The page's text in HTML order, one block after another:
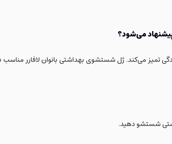
می‌شود؟
تمیز می‌کند. ژل شستشوی بهداشتی بانوان لافارر مناسب
شستشو دهید.